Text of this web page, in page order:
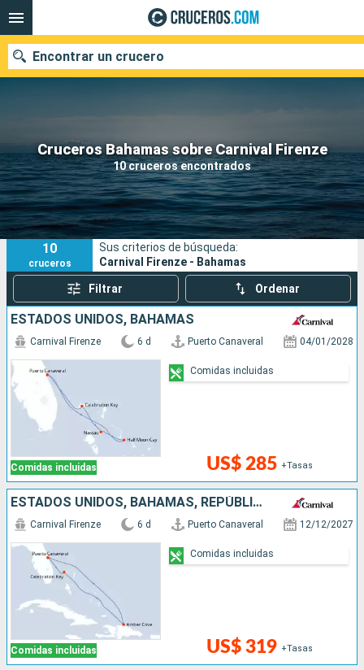
Cruceros Bahamas sobre Carnival Firenze
10 cruceros encontrados
Encontrar un crucero
Nuestros destinos
Fecha de salida
Puertos Compañías
Buscar
10
cruceros
Sus criterios de búsqueda:
Carnival Firenze - Bahamas
Filtrar Ordenar
ESTADOS UNIDOS, BAHAMAS
Comidas incluidas
Carnival Firenze 6 d Puerto Canaveral 04/01/2028
US$ 285 +Tasas
Comidas incluidas
ESTADOS UNIDOS, BAHAMAS, REPÚBLICA DOMINICANA
Comidas incluidas
Carnival Firenze 6 d Puerto Canaveral 12/12/2027
US$ 319 +Tasas
Comidas incluidas